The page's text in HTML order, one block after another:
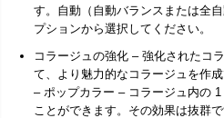
す。自動（自動バランスまたは全
プションから選択してください。
コラージュの強化 – 強化されたコ
て、より魅力的なコラージュを作成
– ポップカラー – コラージュ内の
ことができます。その効果は抜群